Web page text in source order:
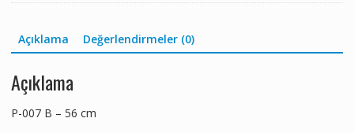
Açıklama Değerlendirmeler (0)
Açıklama
P-007 B – 56 cm